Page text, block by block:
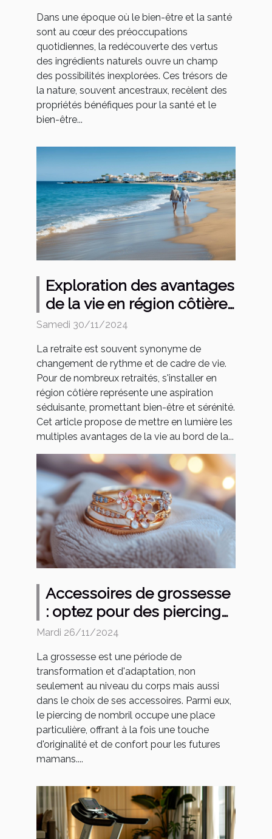
Dans une époque où le bien-être et la santé
sont au cœur des préoccupations
quotidiennes, la redécouverte des vertus
des ingrédients naturels ouvre un champ
des possibilités inexplorées. Ces trésors de
la nature, souvent ancestraux, recèlent des
propriétés bénéfiques pour la santé et le
bien-être...
Exploration des avantages
de la vie en région côtière
pour les retraités
Samedi 30/11/2024
La retraite est souvent synonyme de
changement de rythme et de cadre de vie.
Pour de nombreux retraités, s'installer en
région côtière représente une aspiration
séduisante, promettant bien-être et sérénité.
Cet article propose de mettre en lumière les
multiples avantages de la vie au bord de la...
Accessoires de grossesse
: optez pour des piercings
de nombril adaptés
Mardi 26/11/2024
La grossesse est une période de
transformation et d'adaptation, non
seulement au niveau du corps mais aussi
dans le choix de ses accessoires. Parmi eux,
le piercing de nombril occupe une place
particulière, offrant à la fois une touche
d'originalité et de confort pour les futures
mamans....